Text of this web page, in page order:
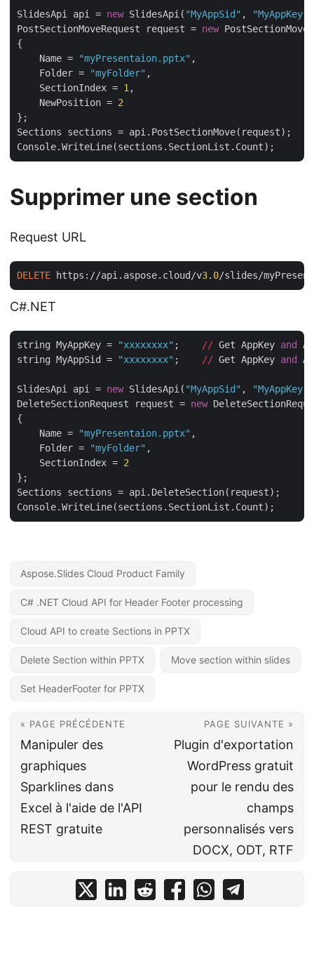
SlidesApi api = new SlidesApi( "MyAppSid" , "MyAppKey"
PostSectionMoveRequest request = new
{
    Name =
"myPresentaion.pptx" ,
    Folder =
"myFolder" ,
    SectionIndex =
1,
    NewPosition =
2
};
Sections sections = api.PostSectionMove(request);
Supprimer une section
Request URL
DELETE https://api.aspose.cloud/v3. 0/slides/
C#.NET
string MyAppKey = "xxxxxxxx" ; // Get AppKey and
string MyAppSid =
"xxxxxxxx" ; // Get AppKey and
SlidesApi api = new SlidesApi( "MyAppSid" , "MyAppKey"
DeleteSectionRequest request = new
{
    Name =
"myPresentaion.pptx" ,
    Folder =
"myFolder" ,
    SectionIndex =
2
};
Sections sections = api.DeleteSection(request);
Aspose.Slides Cloud Product Family
C# .NET Cloud API for Header Footer processing
Cloud API to create Sections in PPTX
Delete Section within PPTX Move section within slides
Set HeaderFooter for PPTX
« PAGE PRÉCÉDENTE
Manipuler des
graphiques
Sparklines dans
Excel à l'aide de l'API
REST gratuite
PAGE SUIVANTE »
Plugin d'exportation
WordPress gratuit
pour le rendu des
champs
personnalisés vers
DOCX, ODT, RTF